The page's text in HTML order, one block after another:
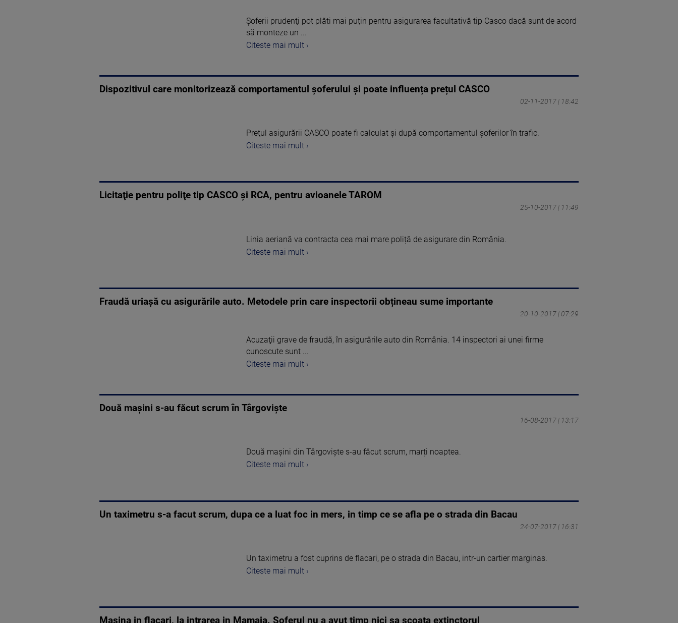
Şoferii prudenţi pot plăti mai puţin pentru asigurarea facultativă tip Casco dacă sunt de acord
să monteze un ...
Citeste mai mult ›
Dispozitivul care monitorizează comportamentul șoferului și poate influența prețul CASCO
02-11-2017 | 18:42
Preţul asigurării CASCO poate fi calculat şi după comportamentul şoferilor în trafic.
Citeste mai mult ›
Licitaţie pentru poliţe tip CASCO şi RCA, pentru avioanele TAROM
25-10-2017 | 11:49
Linia aeriană va contracta cea mai mare poliță de asigurare din România.
Citeste mai mult ›
Fraudă uriașă cu asigurările auto. Metodele prin care inspectorii obțineau sume importante
20-10-2017 | 07:29
Acuzaţii grave de fraudă, în asigurările auto din România. 14 inspectori ai unei firme
cunoscute sunt ...
Citeste mai mult ›
Două mașini s-au făcut scrum în Târgoviște
16-08-2017 | 13:17
Două maşini din Târgovişte s-au făcut scrum, marți noaptea.
Citeste mai mult ›
Un taximetru s-a facut scrum, dupa ce a luat foc in mers, in timp ce se afla pe o strada din Bacau
24-07-2017 | 16:31
Un taximetru a fost cuprins de flacari, pe o strada din Bacau, intr-un cartier marginas.
Citeste mai mult ›
Masina in flacari, la intrarea in Mamaia. Soferul nu a avut timp nici sa scoata extinctorul